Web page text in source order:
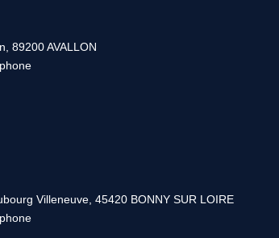
89200 AVALLON
Villeneuve, 45420 BONNY SUR LOIRE